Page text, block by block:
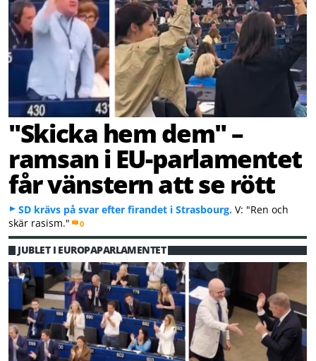
"Skicka hem dem" –
ramsan i EU-parlamentet
får vänstern att se rött
SD krävs på svar efter firandet i Strasbourg. V: "Ren och
skär rasism."
0
JUBLET I EUROPAPARLAMENTET